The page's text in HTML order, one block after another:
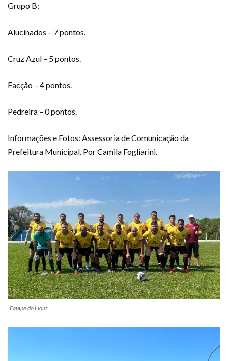
Grupo B:
Alucinados – 7 pontos.
Cruz Azul – 5 pontos.
Facção – 4 pontos.
Pedreira – 0 pontos.
Informações e Fotos: Assessoria de Comunicação da
Prefeitura Municipal. Por Camila Fogliarini.
Equipe do Lions